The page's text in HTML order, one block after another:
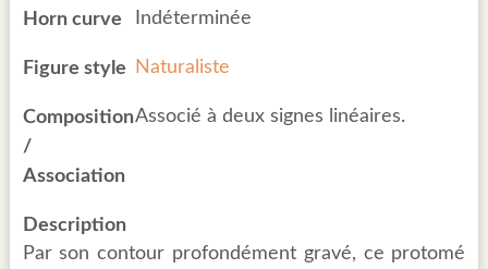
Horn curve Indéterminée
Figure style Naturaliste
Composition
/
Association
Associé à deux signes linéaires.
Description
Par son contour profondément gravé, ce protomé